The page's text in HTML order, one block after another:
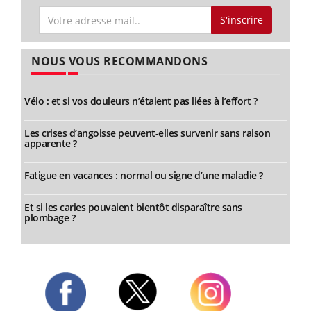
S'inscrire
NOUS VOUS RECOMMANDONS
Vélo : et si vos douleurs n’étaient pas liées à l’effort ?
Les crises d’angoisse peuvent-elles survenir sans raison
apparente ?
Fatigue en vacances : normal ou signe d’une maladie ?
Et si les caries pouvaient bientôt disparaître sans
plombage ?